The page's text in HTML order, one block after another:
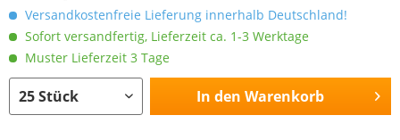
Versandkostenfreie Lieferung innerhalb Deutschland!
Sofort versandfertig, Lieferzeit ca. 1-3 Werktage
Muster Lieferzeit 3 Tage
In den Warenkorb